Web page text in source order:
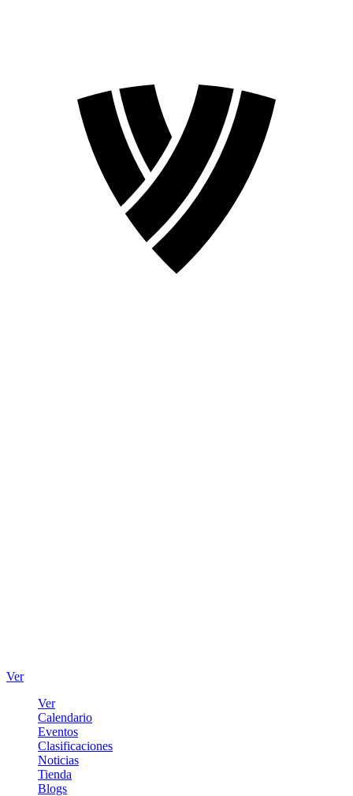
Ver
Ver
Calendario
Eventos
Clasificaciones
Noticias
Tienda
Blogs